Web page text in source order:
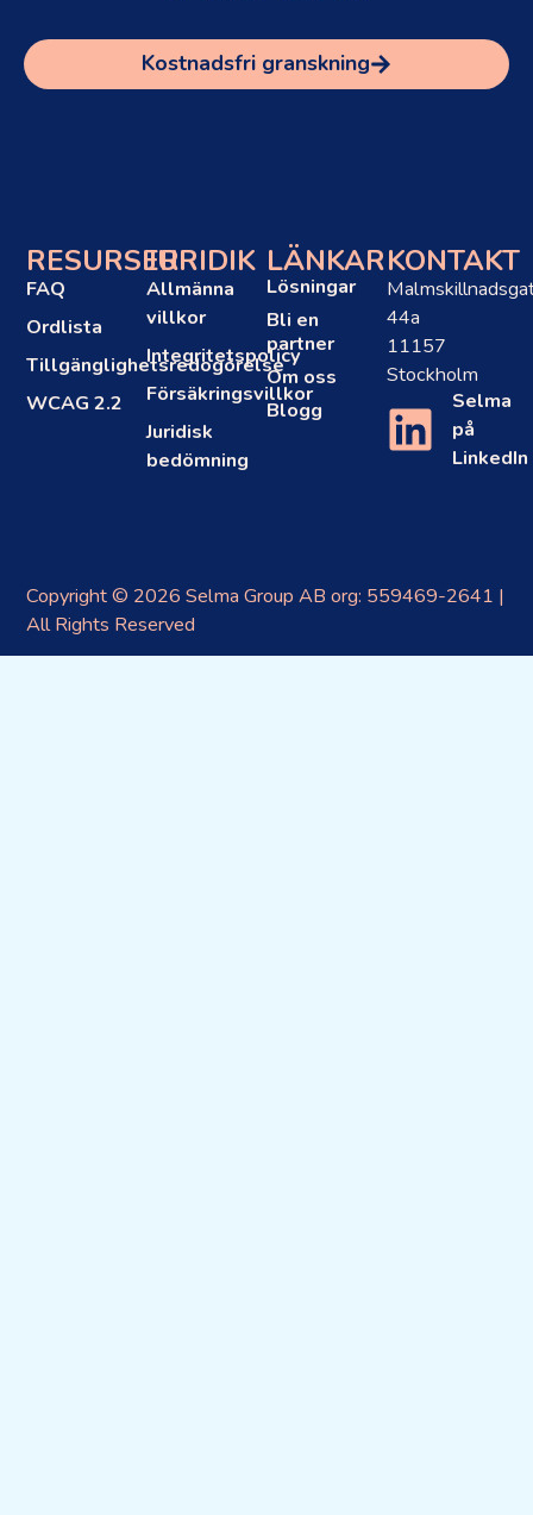
Kostnadsfri granskning
RESURSER
FAQ
Ordlista
Tillgänglighetsredogörelse
WCAG 2.2
JURIDIK
Allmänna
villkor
Integritetspolicy
Försäkringsvillkor
Juridisk
bedömning
LÄNKAR
Lösningar
Bli en
partner
Om oss
Blogg
KONTAKT
44a
11157
Stockholm
Selma
på
LinkedIn
Copyright © 2026 Selma Group AB org: 559469-2641 |
All Rights Reserved